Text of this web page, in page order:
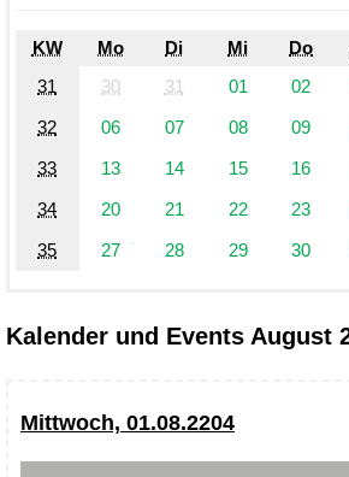
KW Mo Di Mi Do
31
30 31 01 02
32
06 07 08 09
33
13 14 15 16
34
20 21 22 23
35
27 28 29 30
Kalender und Events August
Mittwoch, 01.08.2204